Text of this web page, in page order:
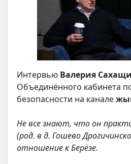
Интервью Валерия
Объединённого кабинета
безопасности на канале
Не все знают, что он
(род. в д. Гошево
отношение к Берёзе.